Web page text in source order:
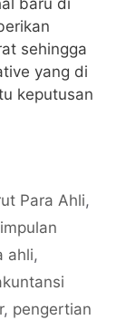
baru di
sehingga
yang di
keputusan
Para Ahli,
ahli,
, pengertian